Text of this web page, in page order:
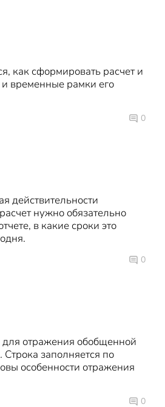
как сформировать расчет и
временные рамки его
0
действительности
нужно обязательно
в какие сроки это
0
отражения обобщенной
заполняется по
особенности отражения
0